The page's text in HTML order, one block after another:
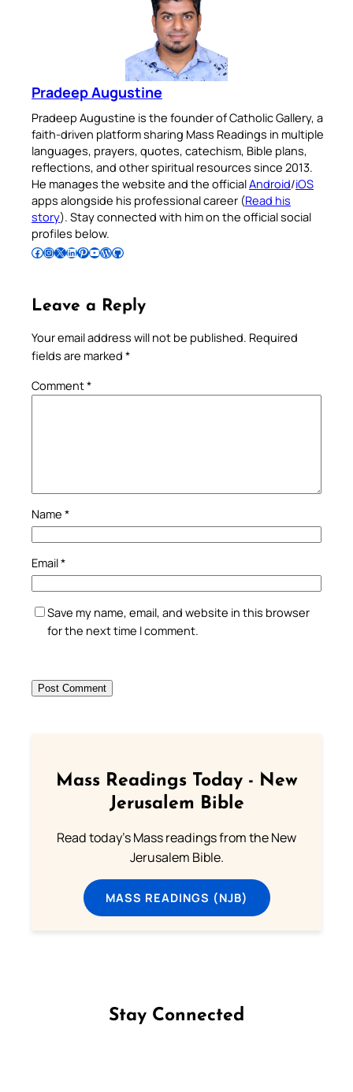
Pradeep Augustine
Pradeep Augustine is the founder of Catholic Gallery, a
faith-driven platform sharing Mass Readings in multiple
languages, prayers, quotes, catechism, Bible plans,
reflections, and other spiritual resources since 2013.
He manages the website and the officialAndroid/iOS
apps alongside his professional career (Read his
story). Stay connected with him on the official social
profiles below.
Follow Pradeep on Facebook Follow Pradeep on InstagramFollow Pradeep on X Follow Pradeep on LinkedIn Follow Pradeep on Pinterest Subscribe to Pradeep’s Youtube Channel Follow Pradeep on WordPress Follow Pradeep on GitHub
Leave a Reply
Your email address will not be published. Required
fields are marked *
Comment*
Name *
Email*
Save my name, email, and website in this browser
for the next time I comment.
Mass Readings Today - New
Jerusalem Bible
Read today's Mass readings from the New
Jerusalem Bible.
MASS READINGS (NJB)
Stay Connected